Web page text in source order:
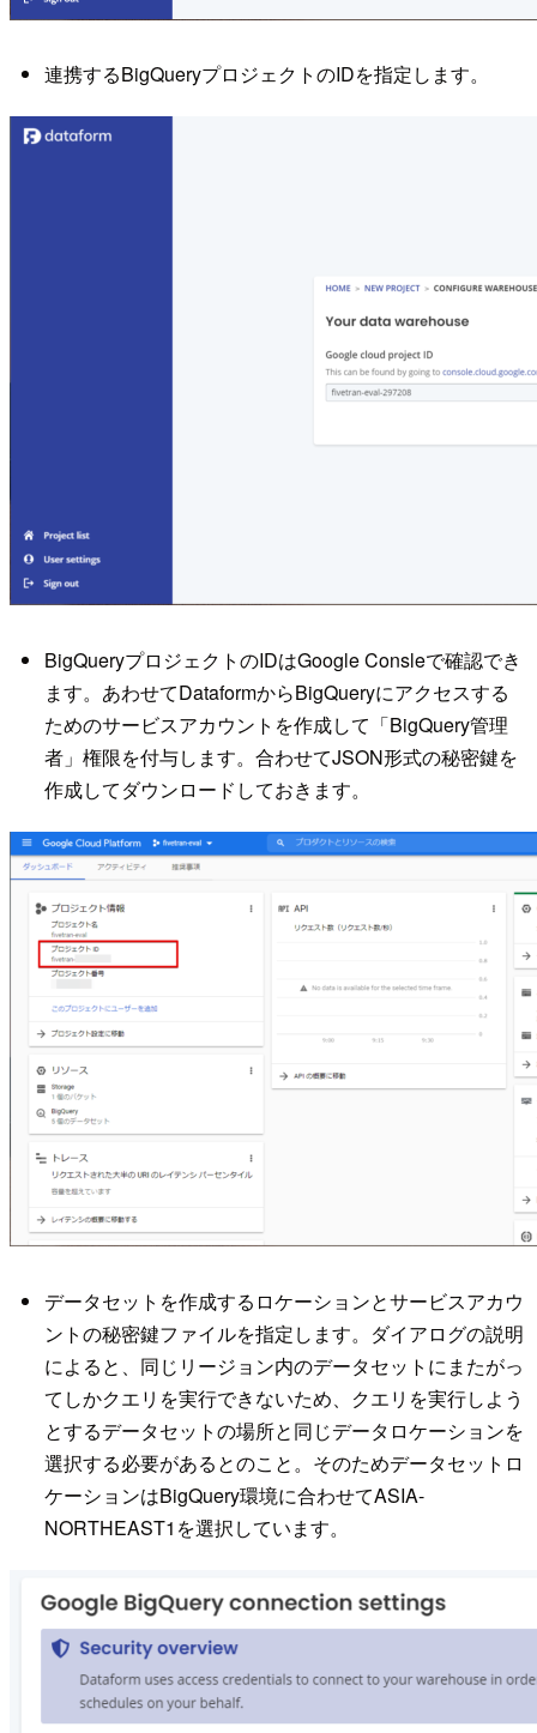
連携するBigQueryプロジェクトのIDを指定します。
BigQueryプロジェクトのIDはGoogle Consleで確認でき
ます。あわせてDataformからBigQueryにアクセスする
ためのサービスアカウントを作成して「BigQuery管理
者」権限を付与します。合わせてJSON形式の秘密鍵を
作成してダウンロードしておきます。
データセットを作成するロケーションとサービスアカウ
ントの秘密鍵ファイルを指定します。ダイアログの説明
によると、同じリージョン内のデータセットにまたがっ
てしかクエリを実行できないため、クエリを実行しよう
とするデータセットの場所と同じデータロケーションを
選択する必要があるとのこと。そのためデータセットロ
ケーションはBigQuery環境に合わせてASIA-
NORTHEAST1を選択しています。